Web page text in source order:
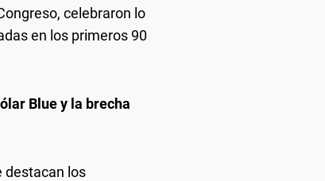
celebraron lo
en los primeros 90
Blue y la brecha
destacan los